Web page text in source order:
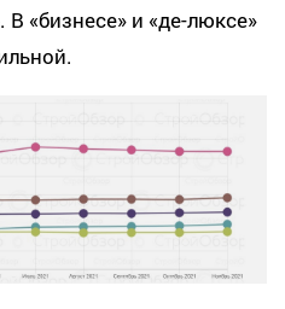
«бизнесе» и «де-люксе»